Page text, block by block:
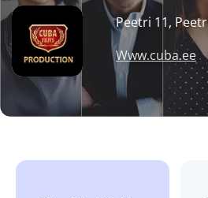
Peetri 11,
Www.cuba.ee